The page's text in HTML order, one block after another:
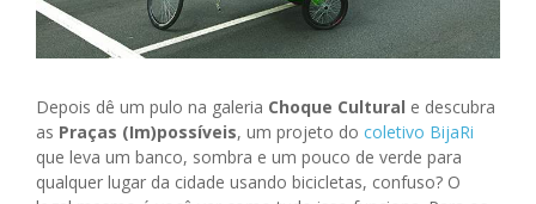
Depois dê um pulo na galeria Choque Cultural e descubra
as Praças (Im)possíveis, um projeto do coletivo BijaRi
que leva um banco, sombra e um pouco de verde para
qualquer lugar da cidade usando bicicletas, confuso? O